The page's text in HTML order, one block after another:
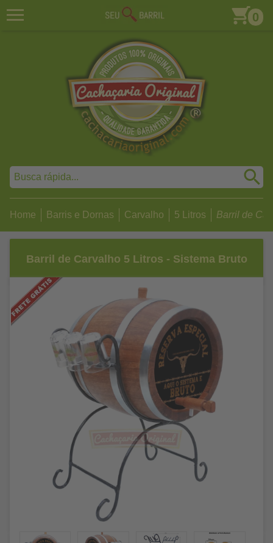
0
Home Barris e Dornas Carvalho 5 Litros Barril de
Barril de Carvalho 5 Litros - Sistema Bruto